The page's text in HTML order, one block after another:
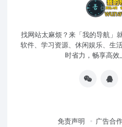
找网站太麻烦？来「我的导航」
软件、学习资源、休闲娱乐、生
时省力，畅享高效
免责声明 广告合